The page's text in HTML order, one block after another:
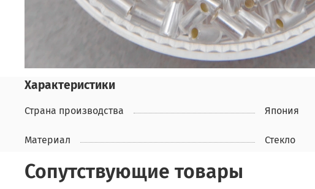
Характеристики
Страна производства Япония
Материал Стекло
Сопутствующие товары